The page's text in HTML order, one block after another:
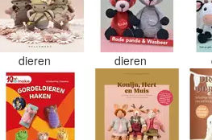
dieren dieren